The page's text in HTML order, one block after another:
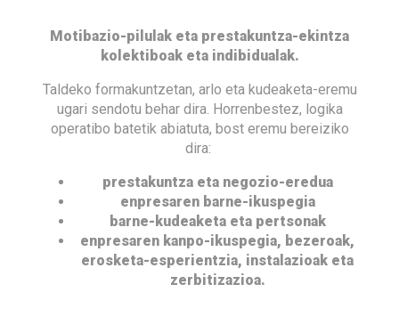
Motibazio-pilulak eta prestakuntza-ekintza
kolektiboak eta indibidualak.
Taldeko formakuntzetan, arlo eta kudeaketa-eremu
ugari sendotu behar dira. Horrenbestez, logika
operatibo batetik abiatuta, bost eremu bereiziko
dira:
prestakuntza eta negozio-eredua
enpresaren barne-ikuspegia
barne-kudeaketa eta pertsonak
enpresaren kanpo-ikuspegia, bezeroak,
erosketa-esperientzia, instalazioak eta
zerbitizazioa.